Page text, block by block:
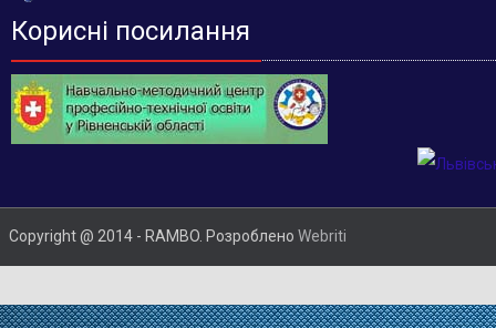
Корисні посилання
Copyright @ 2014 - RAMBO. Розроблено Webriti